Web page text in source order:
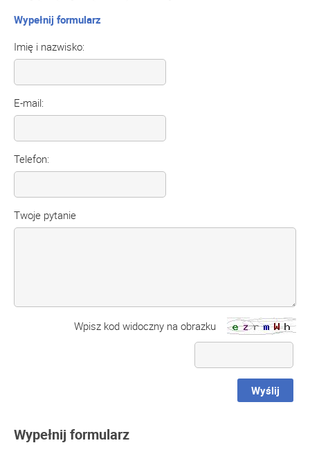
Wypełnij formularz
Imię i nazwisko:
E-mail:
Telefon:
Twoje pytanie
Wpisz kod widoczny na obrazku
Wyślij
Wypełnij formularz